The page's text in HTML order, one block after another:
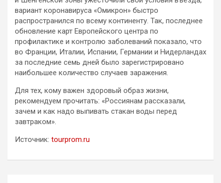
вариант коронавируса «Омикрон» быстро
распространился по всему континенту. Так, последнее
обновление карт Европейского центра по
профилактике и контролю заболеваний показало, что
во Франции, Италии, Испании, Германии и Нидерландах
за последние семь дней было зарегистрировано
наибольшее количество случаев заражения.
Для тех, кому важен здоровый образ жизни,
рекомендуем прочитать: «Россиянам рассказали,
зачем и как надо выпивать стакан воды перед
завтраком».
Источник: tourprom.ru